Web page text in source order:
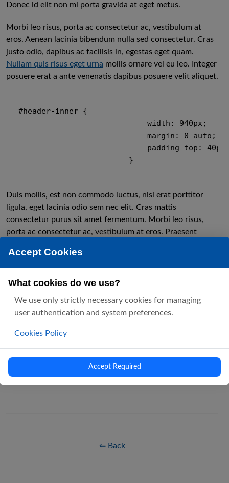
Accept Cookies
What cookies do we use?
We use only strictly necessary cookies for managing
user authentication and system preferences.
Cookies Policy
Accept Required
Donec id elit non mi porta gravida at eget metus.
Morbi leo risus, porta ac consectetur ac, vestibulum at
eros. Aenean lacinia bibendum nulla sed consectetur. Cras
justo odio, dapibus ac facilisis in, egestas eget quam.
Nullam quis risus eget urna mollis ornare vel eu leo. Integer
posuere erat a ante venenatis dapibus posuere velit aliquet.
#header-inner {
                            width: 940px;
                            margin: 0 auto;
padding-top:
                        }
Duis mollis, est non commodo luctus, nisi erat porttitor
ligula, eget lacinia odio sem nec elit. Cras mattis
consectetur purus sit amet fermentum. Morbi leo risus,
porta ac consectetur ac, vestibulum at eros. Praesent
et.
Nullam id dolor id nibh ultricies vehicula ut id elit.
ante venenatis dapibus posuere velit aliquet. Cras justo
odio, dapibus ac facilisis in, egestas eget quam. Vestibulum
Share this post:
⇐ Back